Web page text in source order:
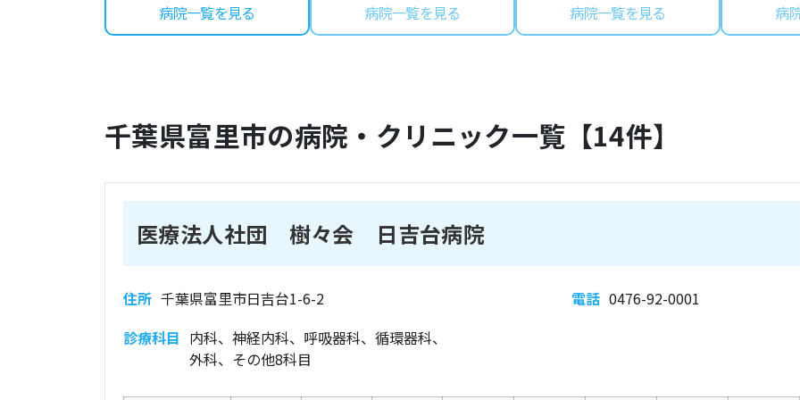
病院一覧を見る 病院一覧を見る 病院一覧を見る 病
千葉県富里市の病院・クリニック一覧【14件】
医療法人社団 樹々会 日吉台病院
住所 千葉県富里市日吉台1-6-2 電話 0476-92-0001
診療科目 内科、神経内科、呼吸器科、循環器科、
外科、その他8科目